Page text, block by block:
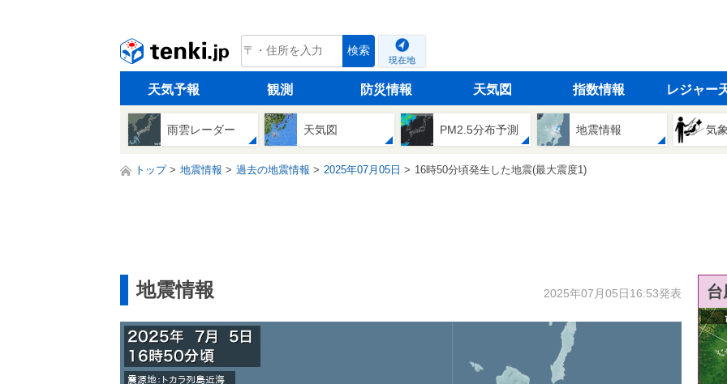
tenki.jp 検索
現在地
天気予報 観測 防災情報 天気図 指数情報 レジャー
雨雲レーダー 天気図 PM2.5分布予測 地震情報 気
トップ 地震情報 過去の地震情報 2025年07月05日 16時50分頃発生した地震(最大震度1)
地震情報 2025年07月05日16:53発表